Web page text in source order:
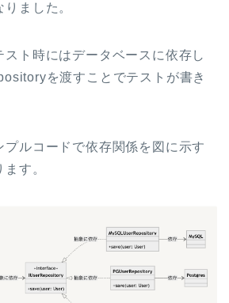
ました。
スト時にはデータベースに依存し
を渡すことでテストが書き
プルコードで依存関係を図に示す
す。